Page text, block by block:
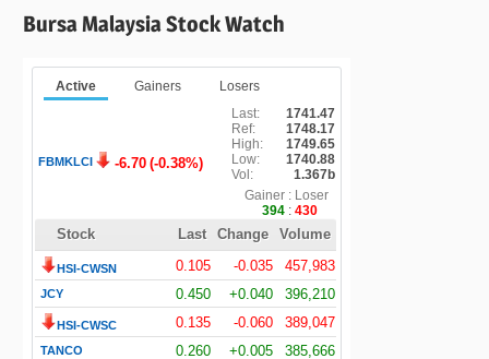
Bursa Malaysia Stock Watch